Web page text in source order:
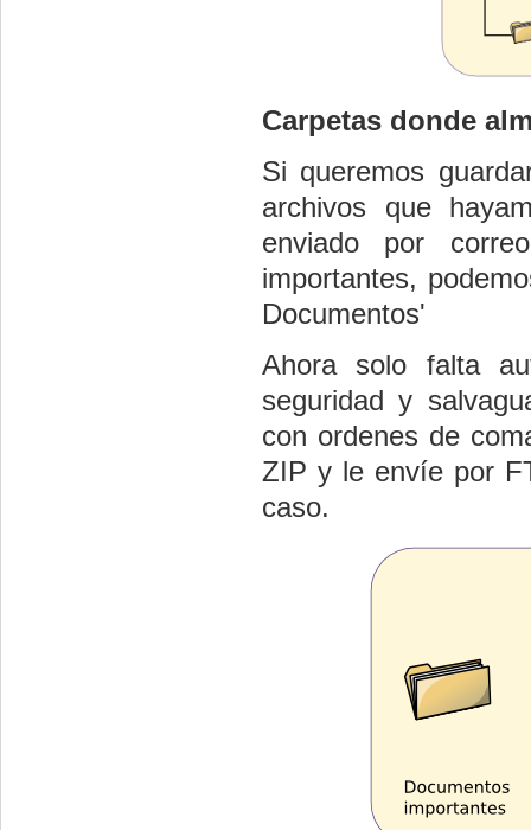
Carpetas donde
Si queremos
archivos que
enviado por
importantes,
Documentos'
Ahora solo falta
seguridad y
con ordenes de
ZIP y le envíe por
caso.